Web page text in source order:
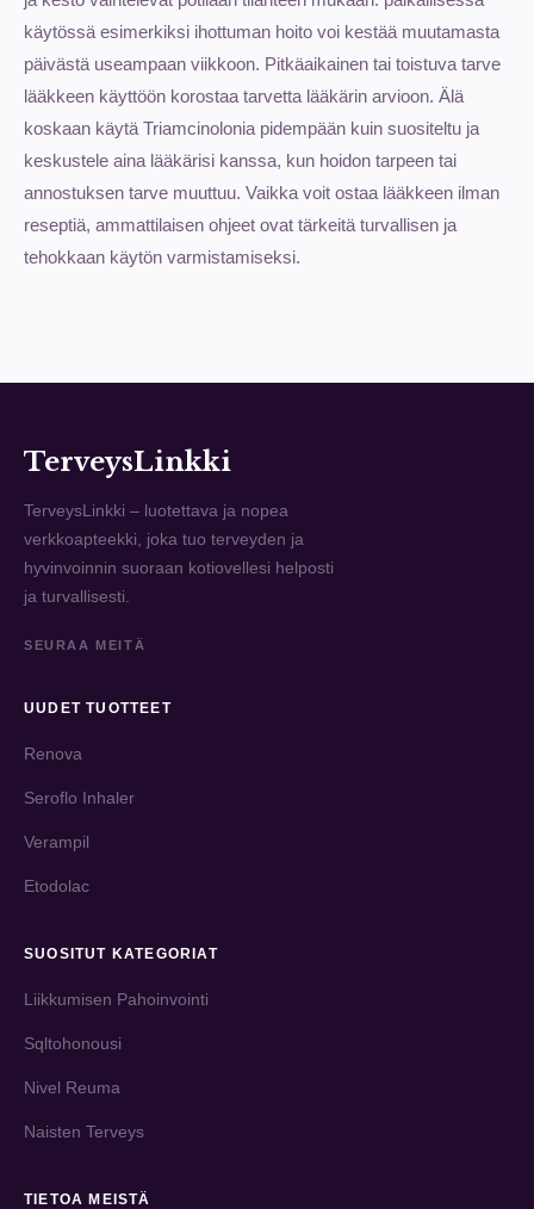
käytössä esimerkiksi ihottuman hoito voi kestää muutamasta
päivästä useampaan viikkoon. Pitkäaikainen tai toistuva tarve
lääkkeen käyttöön korostaa tarvetta lääkärin arvioon. Älä
koskaan käytä Triamcinolonia pidempään kuin suositeltu ja
keskustele aina lääkärisi kanssa, kun hoidon tarpeen tai
annostuksen tarve muuttuu. Vaikka voit ostaa lääkkeen ilman
reseptiä, ammattilaisen ohjeet ovat tärkeitä turvallisen ja
tehokkaan käytön varmistamiseksi.
TerveysLinkki
TerveysLinkki – luotettava ja nopea
verkkoapteekki, joka tuo terveyden ja
hyvinvoinnin suoraan kotiovellesi helposti
ja turvallisesti.
SEURAA MEITÄ
UUDET TUOTTEET
Renova
Seroflo Inhaler
Verampil
Etodolac
SUOSITUT KATEGORIAT
Liikkumisen Pahoinvointi
Sqltohonousi
Nivel Reuma
Naisten Terveys
TIETOA MEISTÄ